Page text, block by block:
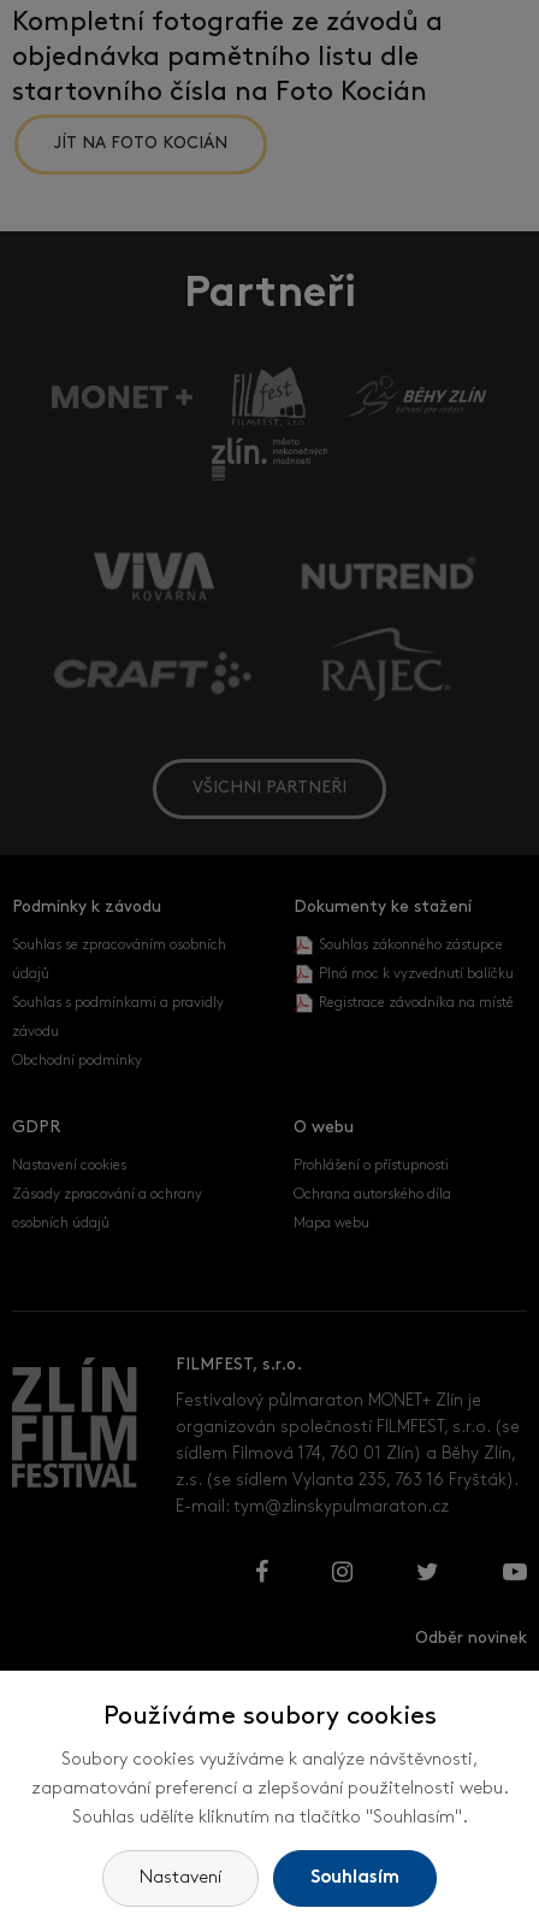
Kompletní fotografie ze závodů a
objednávka pamětního listu dle
startovního čísla na Foto Kocián
JÍT NA FOTO KOCIÁN
Partneři
VŠICHNI PARTNEŘI
Podmínky k závodu
Souhlas se zpracováním osobních
údajů
Souhlas s podmínkami a pravidly
závodu
Obchodní podmínky
Dokumenty ke stažení
Souhlas zákonného zástupce
Plná moc k vyzvednutí balíčku
Registrace závodníka na místě
GDPR
Nastavení cookies
Zásady zpracování a ochrany
osobních údajů
O webu
Prohlášení o přístupnosti
Ochrana autorského díla
Mapa webu
FILMFEST, s.r.o.
Festivalový půlmaraton MONET+ Zlín je
organizován společností FILMFEST, s.r.o. (se
sídlem Filmová 174, 760 01 Zlín) a Běhy Zlín,
z.s. (se sídlem Vylanta 235, 763 16 Fryšták).
E-mail:tym@zlinskypulmaraton.cz
Odběr novinek
VŠECHNY KONTAKTY
Používáme soubory cookies
Soubory cookies využíváme k analýze návštěvnosti,
zapamatování preferencí a zlepšování použitelnosti webu.
Souhlas udělíte kliknutím na tlačítko "Souhlasím".
Nastavení Souhlasím